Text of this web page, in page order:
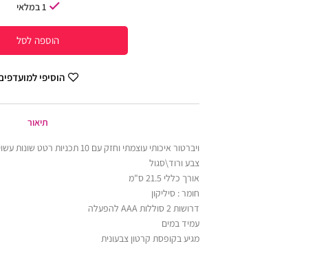
1 במלאי
הוספה לסל
הוסיפי
תיאור
ויברטור איכותי עוצמתי וחזק עם 10 תכניות רטט שונות עשוי מסיליקון רפואי איכותי
צבע ורוד\סגול
אורך כללי 21.5 ס"מ
חומר : סיליקון
דרושות 2 סוללות AAA להפעלה
עמיד במים
מגיע בקופסת קרטון צבעונית